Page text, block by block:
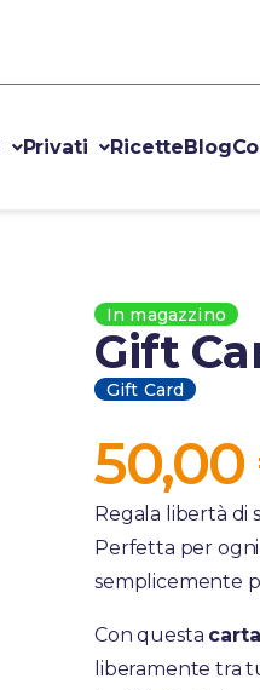
Privati RicetteBlog
In magazzino
Gift
Gift Card
50,00
Regala libertà di
Perfetta per
semplicemente
Con questa
liberamente tra